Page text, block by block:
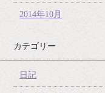
2014年10月
カテゴリー
日記